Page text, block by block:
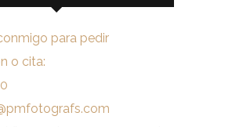
para pedir
o cita: